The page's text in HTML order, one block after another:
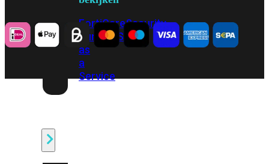
FortiCareSecurity
Bundels SOC
as
a
Service